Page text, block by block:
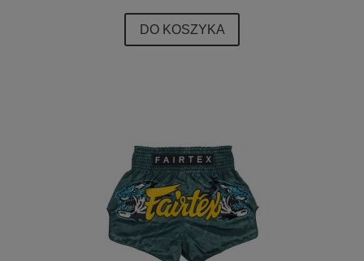
DO KOSZYKA